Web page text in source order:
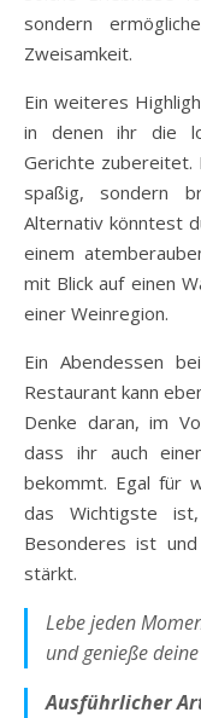
sondern
Zweisamkeit.
Ein weiteres
in denen ihr die
Gerichte zubereitet.
spaßig, sondern
Alternativ könntest
einem
mit Blick auf einen
einer Weinregion.
Ein Abendessen
Restaurant kann
Denke daran, im
dass ihr auch
bekommt. Egal für
das Wichtigste
Besonderes ist
stärkt.
Lebe jeden
und genieße
Ausführlicher